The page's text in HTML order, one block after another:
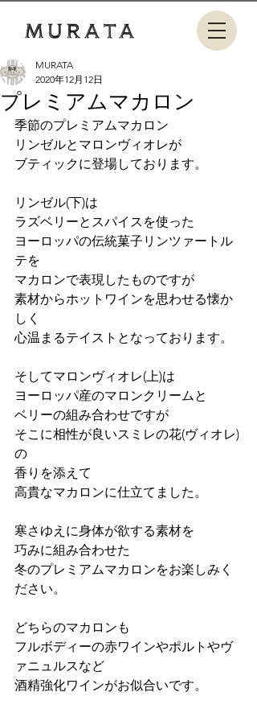
プレミアムマカロン
MURATA
2020年12月12日
季節のプレミアムマカロン
リンゼルとマロンヴィオレが
ブティックに登場しております。
リンゼル(下)は
ラズベリーとスパイスを使った
ヨーロッパの伝統菓子リンツァートル
テを
マカロンで表現したものですが
素材からホットワインを思わせる懐か
しく
心温まるテイストとなっております。
そしてマロンヴィオレ(上)は
ヨーロッパ産のマロンクリームと
ベリーの組み合わせですが
そこに相性が良いスミレの花(ヴィオレ)
の
香りを添えて
高貴なマカロンに仕立てました。
寒さゆえに身体が欲する素材を
巧みに組み合わせた
冬のプレミアムマカロンをお楽しみく
ださい。
どちらのマカロンも
フルボディーの赤ワインやポルトやヴ
ァニュルスなど
酒精強化ワインがお似合いです。